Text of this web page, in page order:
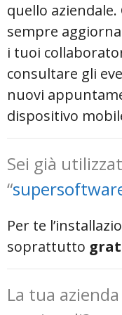
quello aziendale.
sempre
i tuoi
consultare gli
nuovi
dispositivo
Sei già
“
Per te
soprattutto
La tua